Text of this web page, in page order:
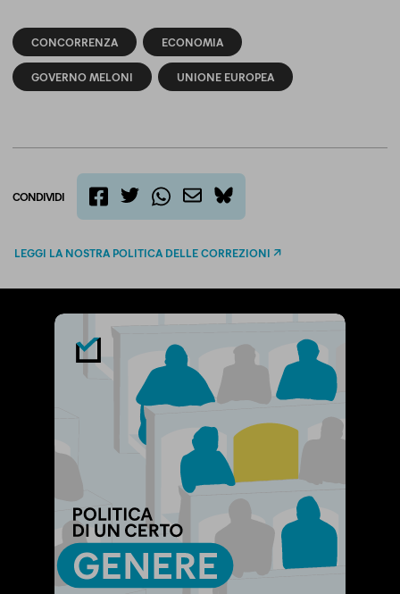
CONCORRENZA ECONOMIA
GOVERNO MELONI UNIONE EUROPEA
CONDIVIDI
bluesky
LEGGI LA NOSTRA POLITICA DELLE CORREZIONI